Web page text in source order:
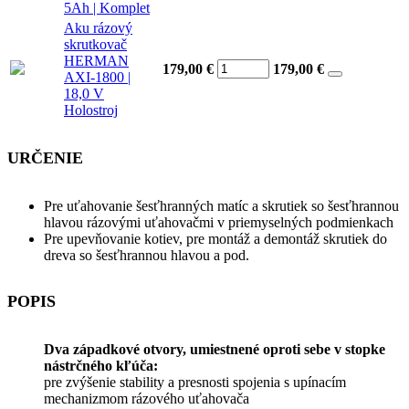
5Ah | Komplet
Aku rázový
skrutkovač
HERMAN
AXI-1800 |
18,0 V
Holostroj
179,00 € 179,00 €
URČENIE
Pre uťahovanie šesťhranných matíc a skrutiek so šesťhrannou
hlavou rázovými uťahovačmi v priemyselných podmienkach
Pre upevňovanie kotiev, pre montáž a demontáž skrutiek do
dreva so šesťhrannou hlavou a pod.
POPIS
Dva západkové otvory, umiestnené oproti sebe v stopke
nástrčného kľúča:
pre zvýšenie stability a presnosti spojenia s upínacím
mechanizmom rázového uťahovača